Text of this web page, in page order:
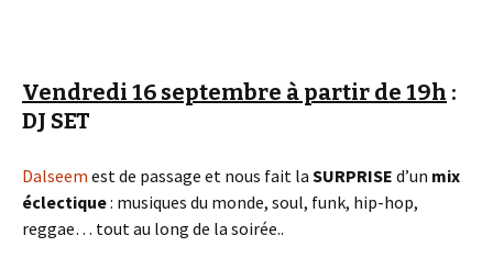
Vendredi 16 septembre à partir de 19h :
DJ SET
Dalseem est de passage et nous fait la SURPRISE d’un mix
éclectique: musiques du monde, soul, funk, hip-hop,
reggae… tout au long de la soirée..